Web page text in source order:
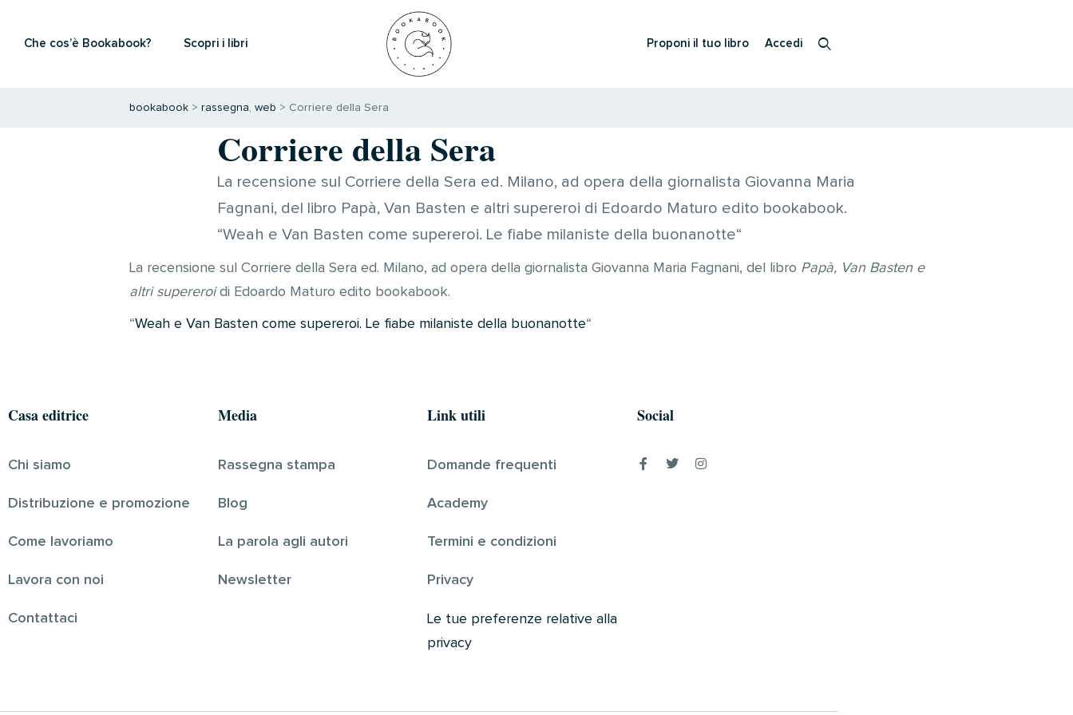
Che cos’è Bookabook? Scopri i libri Proponi il tuo libro Accedi
bookabook > rassegna, web > Corriere della Sera
Corriere della Sera
La recensione sul Corriere della Sera ed. Milano, ad opera della giornalista Giovanna Maria
Fagnani, del libro Papà, Van Basten e altri supereroi di Edoardo Maturo edito bookabook.
“Weah e Van Basten come supereroi. Le fiabe milaniste della buonanotte“
La recensione sul Corriere della Sera ed. Milano, ad opera della giornalista Giovanna Maria Fagnani, del libro Papà, Van Basten e
altri supereroidi Edoardo Maturo edito bookabook.
“Weah e Van Basten come supereroi. Le fiabe milaniste della buonanotte“
Casa editrice
Chi siamo
Distribuzione e promozione
Come lavoriamo
Lavora con noi
Contattaci
Media
Rassegna stampa
Blog
La parola agli autori
Newsletter
Link utili
Domande frequenti
Academy
Termini e condizioni
Privacy
Le tue preferenze relative alla
privacy
Social